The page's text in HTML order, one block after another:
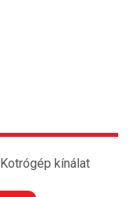
Kotrógép kínálat